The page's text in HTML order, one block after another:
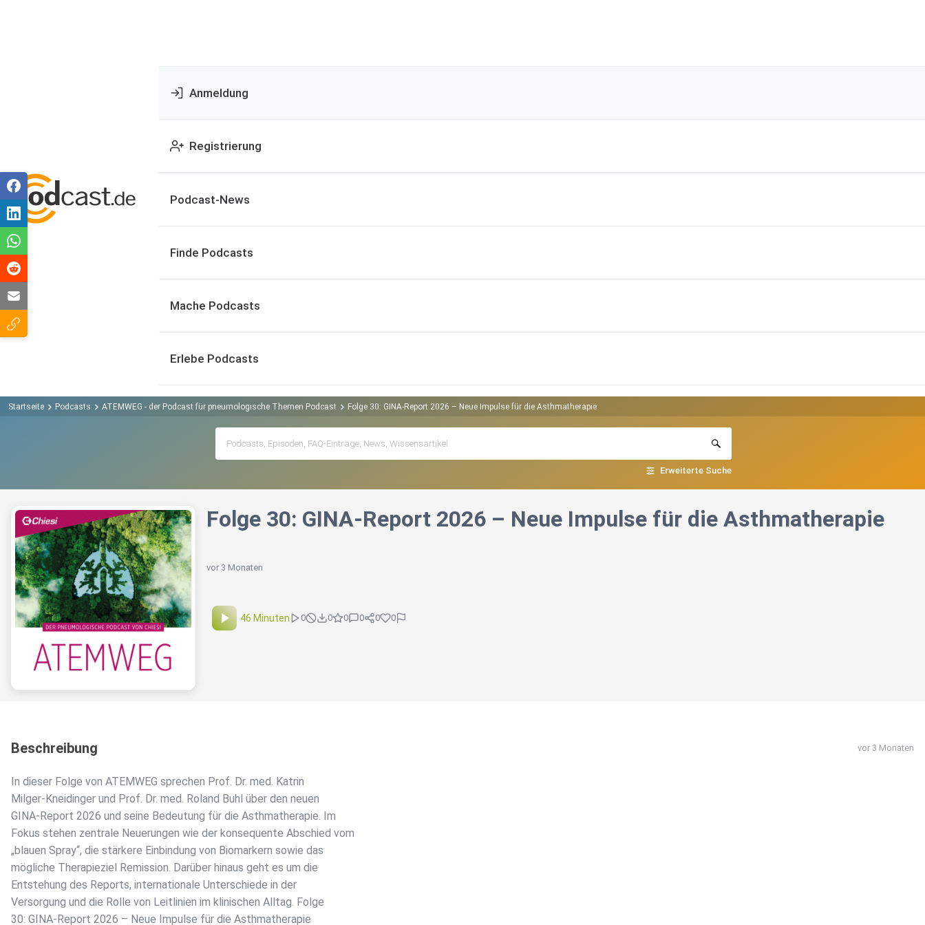
Anmeldung
Registrierung
Podcast-News
Finde Podcasts
Mache Podcasts
Erlebe Podcasts
Startseite Podcasts ATEMWEG - der Podcast für pneumologische Themen Podcast Folge 30: GINA-Report 2026 – Neue Impulse für die Asthmatherapie
Erweiterte Suche
Folge 30: GINA-Report 2026 – Neue Impulse für die Asthmatherapie
vor 3 Monaten
46 Minuten 0 0 0 0 0 0
Beschreibung vor 3 Monaten
In dieser Folge von ATEMWEG sprechen Prof. Dr. med. Katrin
Milger-Kneidinger und Prof. Dr. med. Roland Buhl über den neuen
GINA-Report 2026 und seine Bedeutung für die Asthmatherapie. Im
Fokus stehen zentrale Neuerungen wie der konsequente Abschied vom
„blauen Spray“, die stärkere Einbindung von Biomarkern sowie das
mögliche Therapieziel Remission. Darüber hinaus geht es um die
Entstehung des Reports, internationale Unterschiede in der
Versorgung und die Rolle von Leitlinien im klinischen Alltag. Folge
30: GINA-Report 2026 – Neue Impulse für die Asthmatherapie